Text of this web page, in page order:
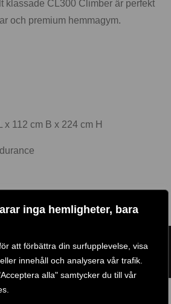
inga hemligheter, bara
att förbättra din surfupplevelse, visa
innehåll och analysera vår trafik.
alla" samtycker du till vår
klassade CL300 Climber är perfekt
och premium hemmagym.
x 112 cm B x 224 cm H
CL-300
BODY SOLID,ENDURANCE
PRODUKTER